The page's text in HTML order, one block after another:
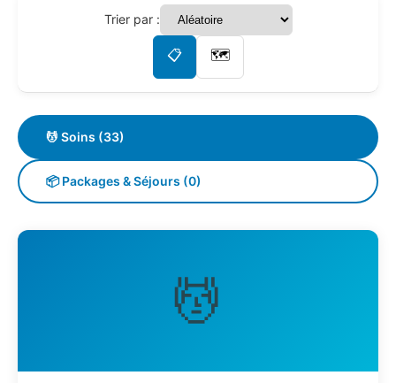
Trier par :
📋 🗺️
💆 Soins (33)
📦 Packages & Séjours (0)
💆